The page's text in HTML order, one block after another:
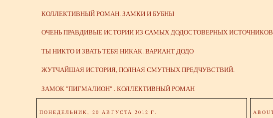
КОЛЛЕКТИВНЫЙ РОМАН. ЗАМКИ И БУБНЫ
ОЧЕНЬ ПРАВДИВЫЕ ИСТОРИИ ИЗ САМЫХ ДОДОСТОВЕРНЫХ ИСТОЧНИКОВ
ТЫ НИКТО И ЗВАТЬ ТЕБЯ НИКАК. ВАРИАНТ ДОДО
ЖУТЧАЙШАЯ ИСТОРИЯ, ПОЛНАЯ СМУТНЫХ ПРЕДЧУВСТВИЙ.
ЗАМОК "ПИГМАЛИОН" . КОЛЛЕКТИВНЫЙ РОМАН
ПОНЕДЕЛЬНИК, 20 АВГУСТА 2012 Г.